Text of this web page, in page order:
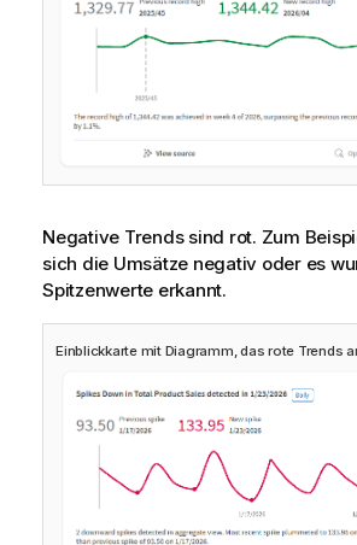
Negative Trends sind rot. Zum
sich die Umsätze negativ oder es
Spitzenwerte erkannt.
Einblickkarte mit Diagramm, das rote Trends